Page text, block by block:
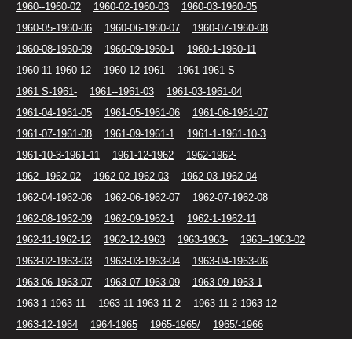
1960--1960-02
1960-02-1960-03
1960-03-1960-05
1960-05-1960-06
1960-06-1960-07
1960-07-1960-08
1960-08-1960-09
1960-09-1960-1
1960-1-1960-11
1960-11-1960-12
1960-12-1961
1961-1961 S
1961 S-1961-
1961--1961-03
1961-03-1961-04
1961-04-1961-05
1961-05-1961-06
1961-06-1961-07
1961-07-1961-08
1961-09-1961-1
1961-1-1961-10-3
1961-10-3-1961-11
1961-12-1962
1962-1962-
1962--1962-02
1962-02-1962-03
1962-03-1962-04
1962-04-1962-06
1962-06-1962-07
1962-07-1962-08
1962-08-1962-09
1962-09-1962-1
1962-1-1962-11
1962-11-1962-12
1962-12-1963 1963-1963-
1963--1963-02
1963-02-1963-03
1963-03-1963-04
1963-04-1963-06
1963-06-1963-07
1963-07-1963-09
1963-09-1963-1
1963-1-1963-11
1963-11-1963-11-2
1963-11-2-1963-12
1963-12-1964
1964-1965 1965-1965/
1965/-1966